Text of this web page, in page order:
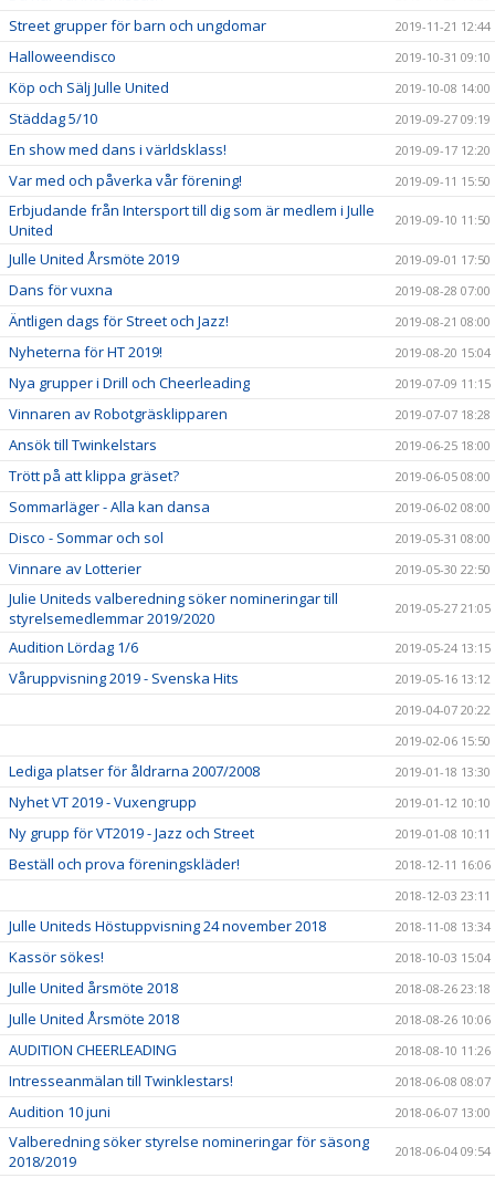
Street grupper för barn och ungdomar 2019-11-21 12:44
Halloweendisco 2019-10-31 09:10
Köp och Sälj Julle United 2019-10-08 14:00
Städdag 5/10 2019-09-27 09:19
En show med dans i världsklass! 2019-09-17 12:20
Var med och påverka vår förening! 2019-09-11 15:50
Erbjudande från Intersport till dig som är medlem i Julle
United
2019-09-10 11:50
Julle United Årsmöte 2019 2019-09-01 17:50
Dans för vuxna 2019-08-28 07:00
Äntligen dags för Street och Jazz! 2019-08-21 08:00
Nyheterna för HT 2019! 2019-08-20 15:04
Nya grupper i Drill och Cheerleading 2019-07-09 11:15
Vinnaren av Robotgräsklipparen 2019-07-07 18:28
Ansök till Twinkelstars 2019-06-25 18:00
Trött på att klippa gräset? 2019-06-05 08:00
Sommarläger - Alla kan dansa 2019-06-02 08:00
Disco - Sommar och sol 2019-05-31 08:00
Vinnare av Lotterier 2019-05-30 22:50
Julie Uniteds valberedning söker nomineringar till
styrelsemedlemmar 2019/2020
2019-05-27 21:05
Audition Lördag 1/6 2019-05-24 13:15
Våruppvisning 2019 - Svenska Hits
2019-05-16 13:12
2019-04-07 20:22
2019-02-06 15:50
Lediga platser för åldrarna 2007/2008 2019-01-18 13:30
Nyhet VT 2019 - Vuxengrupp 2019-01-12 10:10
Ny grupp för VT2019 - Jazz och Street 2019-01-08 10:11
Beställ och prova föreningskläder!
2018-12-11 16:06
2018-12-03 23:11
Julle Uniteds Höstuppvisning 24 november 2018 2018-11-08 13:34
Kassör sökes! 2018-10-03 15:04
Julle United årsmöte 2018 2018-08-26 23:18
Julle United Årsmöte 2018 2018-08-26 10:06
AUDITION CHEERLEADING 2018-08-10 11:26
Intresseanmälan till Twinklestars! 2018-06-08 08:07
Audition 10 juni 2018-06-07 13:00
Valberedning söker styrelse nomineringar för säsong
2018/2019
2018-06-04 09:54